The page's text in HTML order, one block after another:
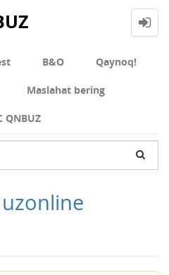
В&О Qaynoq!
Maslahat bering
QNBUZ